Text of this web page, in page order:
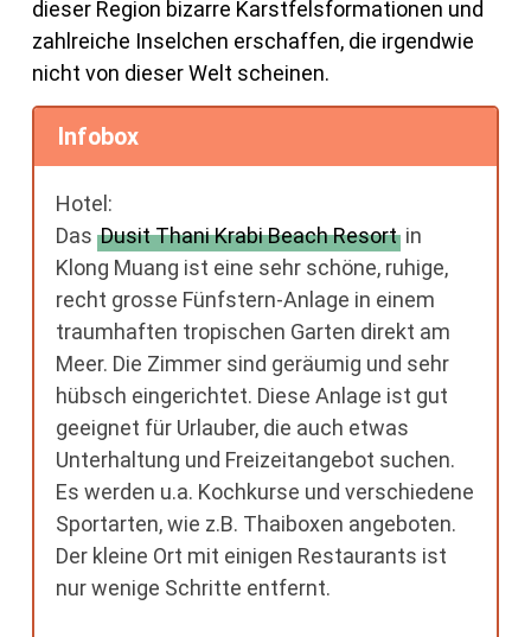
dieser Region bizarre Karstfelsformationen und
zahlreiche Inselchen erschaffen, die irgendwie
nicht von dieser Welt scheinen.
Infobox
Hotel:
Das Dusit Thani Krabi Beach Resortin
Klong Muang ist eine sehr schöne, ruhige,
recht grosse Fünfstern-Anlage in einem
traumhaften tropischen Garten direkt am
Meer. Die Zimmer sind geräumig und sehr
hübsch eingerichtet. Diese Anlage ist gut
geeignet für Urlauber, die auch etwas
Unterhaltung und Freizeitangebot suchen.
Es werden u.a. Kochkurse und verschiedene
Sportarten, wie z.B. Thaiboxen angeboten.
Der kleine Ort mit einigen Restaurants ist
nur wenige Schritte entfernt.